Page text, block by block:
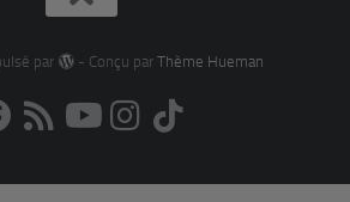
par - Conçu par Thème Hueman